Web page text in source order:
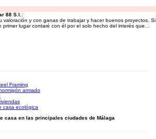
88 S.l. :
valoración y con ganas de trabajar y hacer buenos proyectos. Si
lugar contaré con él por el solo hecho del interés que...
Framing
armado
casa ecológica
casa en las principales ciudades de Málaga